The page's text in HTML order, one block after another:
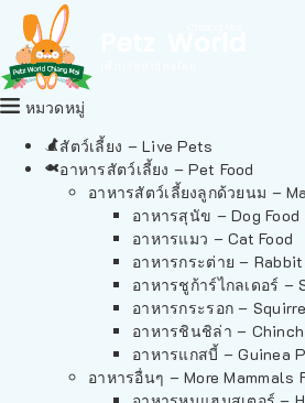
หมวดหมู่
สัตว์เลี้ยง – Live Pets
อาหารสัตว์เลี้ยง – Pet Food
อาหารสัตว์เลี้ยงลูกด้วยนม –
อาหารสุนัข – Dog Food
อาหารแมว – Cat Food
อาหารกระต่าย – Rabbit
อาหารชูก้าร์ไกลเดอร์ –
อาหารกระรอก –
อาหารชินชิล่า –
อาหารแกสบี้ – Guinea
อาหารอื่นๆ – More Mammals